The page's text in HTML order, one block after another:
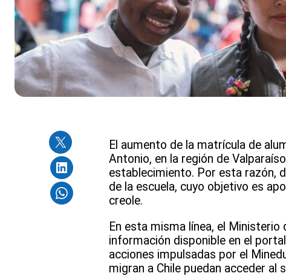
El aumento de la matrícula de
Antonio, en la región de
establecimiento. Por esta razón,
de la escuela, cuyo objetivo es
creole.
En esta misma línea, el
información disponible en el portal
acciones impulsadas por el
migran a Chile puedan acceder al